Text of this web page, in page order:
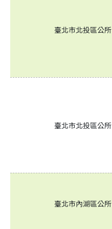
臺北市北投區公所
臺北市北投區公所
臺北市內湖區公所